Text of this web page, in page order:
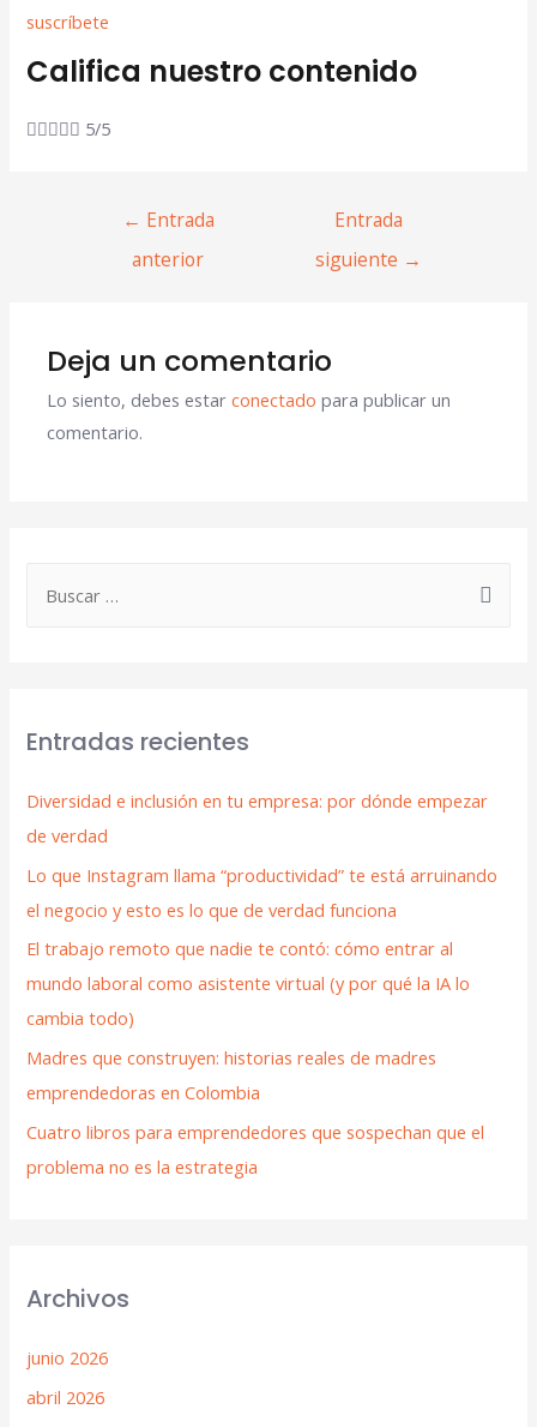
Entradas recientes
Diversidad e inclusión en tu empresa: por dónde empezar
de verdad
Lo que Instagram llama “productividad” te está arruinando
el negocio y esto es lo que de verdad funciona
El trabajo remoto que nadie te contó: cómo entrar al
mundo laboral como asistente virtual (y por qué la IA lo
cambia todo)
Madres que construyen: historias reales de madres
emprendedoras en Colombia
Cuatro libros para emprendedores que sospechan que el
problema no es la estrategia
Archivos
junio 2026
abril 2026
suscríbete
Califica nuestro contenido
 5/5
← Entrada
anterior
Entrada
siguiente →
Deja un comentario
Lo siento, debes estarconectado para publicar un
comentario.